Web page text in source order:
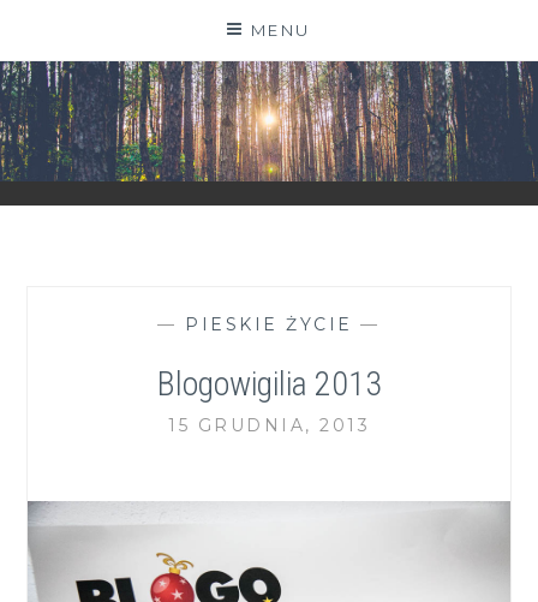
content
MENU
ZGRANESTADO.PL
FOTOGRAFICZNE ZAPISKI DNIA CODZIENNEGO
— PIESKIE ŻYCIE —
Blogowigilia 2013
15 GRUDNIA, 2013